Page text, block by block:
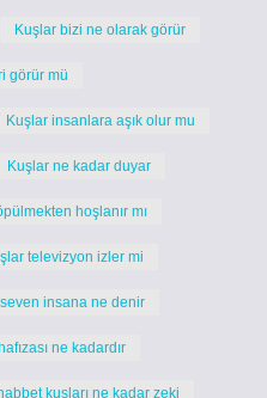
Kuşlar bizi ne olarak görür
görür mü
Kuşlar insanlara aşık olur mu
Kuşlar ne kadar duyar
hoşlanır mı
televizyon izler mi
seven insana ne denir
ne kadardır
kuşları ne kadar zeki